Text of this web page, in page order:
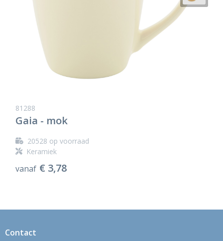
81288
Gaia - mok
20528 op voorraad
Keramiek
vanaf € 3,78
Contact